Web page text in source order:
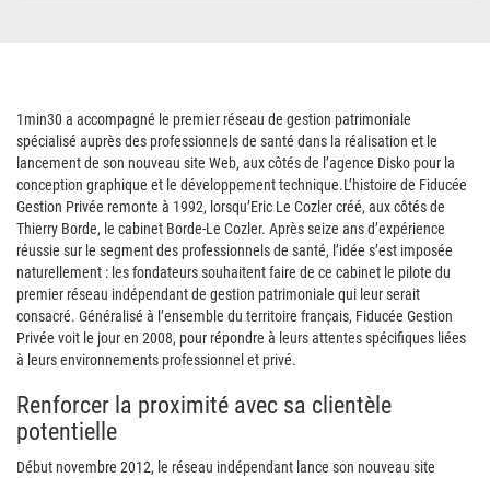
1min30 a accompagné le premier réseau de gestion patrimoniale
spécialisé auprès des professionnels de santé dans la réalisation et le
lancement de son nouveau site Web, aux côtés de l’agence Disko pour la
conception graphique et le développement technique.L’histoire de Fiducée
Gestion Privée remonte à 1992, lorsqu’Eric Le Cozler créé, aux côtés de
Thierry Borde, le cabinet Borde-Le Cozler. Après seize ans d’expérience
réussie sur le segment des professionnels de santé, l’idée s’est imposée
naturellement : les fondateurs souhaitent faire de ce cabinet le pilote du
premier réseau indépendant de gestion patrimoniale qui leur serait
consacré. Généralisé à l’ensemble du territoire français, Fiducée Gestion
Privée voit le jour en 2008, pour répondre à leurs attentes spécifiques liées
à leurs environnements professionnel et privé.
Renforcer la proximité avec sa clientèle
potentielle
Début novembre 2012, le réseau indépendant lance son nouveau site